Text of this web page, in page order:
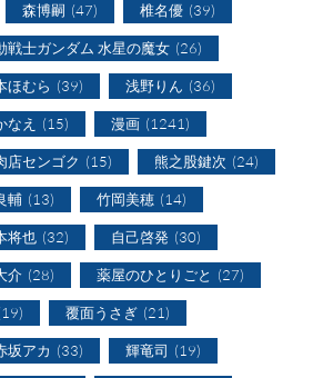
森博嗣 (47) 椎名優 (39)
戦士ガンダム 水星の魔女 (26)
ほむら (39) 浅野りん (36)
なえ (15) 漫画 (1241)
店センゴク (15) 熊之股鍵次 (24)
輔 (13) 竹岡美穂 (14)
将也 (32) 自己啓発 (30)
介 (28) 薬屋のひとりごと (27)
覆面うさぎ (21)
坂アカ (33) 輝竜司 (19)